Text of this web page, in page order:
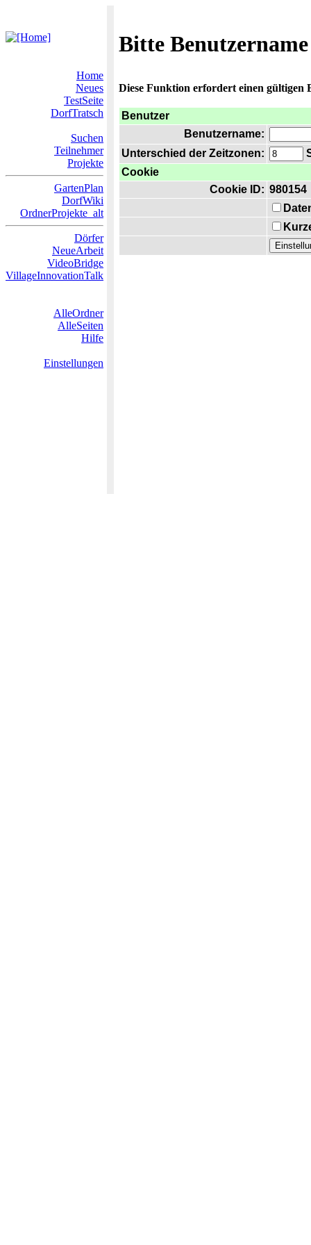
Bitte
Home
Neues
TestSeite
DorfTratsch
Suchen
Teilnehmer
Projekte
GartenPlan
DorfWiki
OrdnerProjekte_alt
Dörfer
NeueArbeit
VideoBridge
VillageInnovationTalk
AlleOrdner
AlleSeiten
Hilfe
Einstellungen
Diese Funktion erfordert einen gültigen
Benutzer
Benutzername:
Unterschied der Zeitzonen:
Cookie
Cookie ID: 980154